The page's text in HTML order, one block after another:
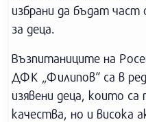
избрани да бъдат
за деца.
Възпитаниците на
ДФК „Филипов“ са в
изявени деца, които
качества, но и висока